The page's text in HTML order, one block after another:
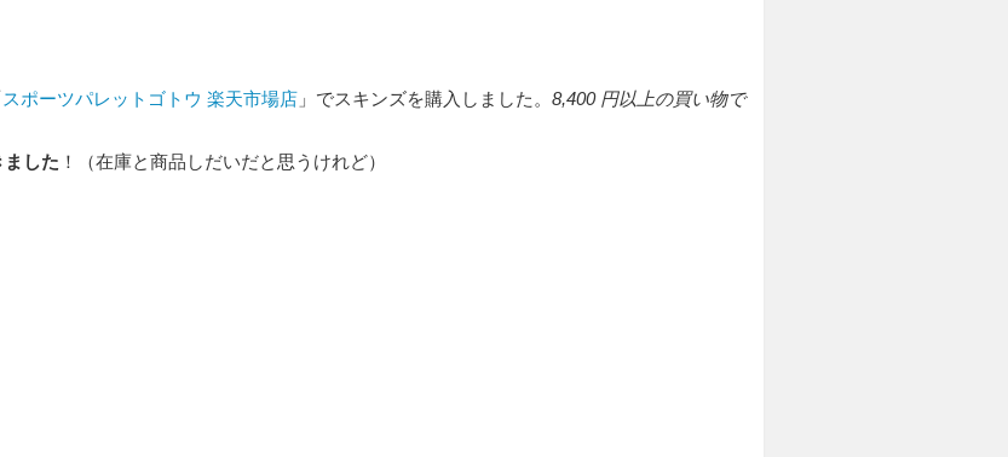
スポーツパレットゴトウ 楽天市場店」でスキンズを購入しました。 8,400 円以上の買い物で
した ！（在庫と商品しだいだと思うけれど）